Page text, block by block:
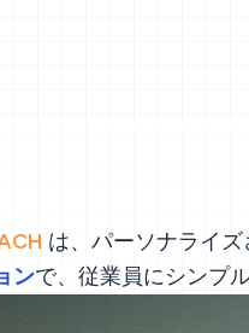
は、パーソナライ
ンで、従業員にシンプ